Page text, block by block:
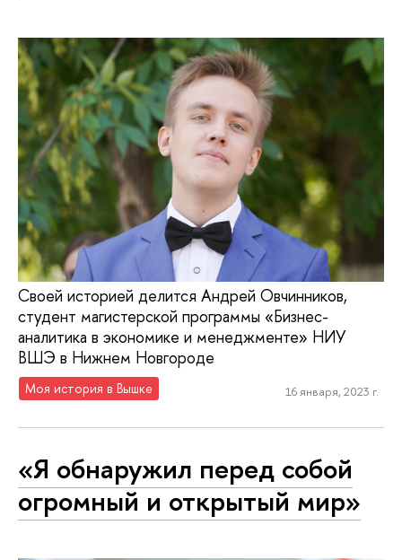
Своей историей делится Андрей Овчинников,
студент магистерской программы «Бизнес-
аналитика в экономике и менеджменте» НИУ
ВШЭ в Нижнем Новгороде
Моя история в Вышке 16 января, 2023 г.
«Я обнаружил перед собой
огромный и открытый мир»